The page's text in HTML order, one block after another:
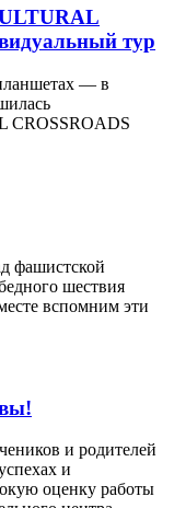
тур
— в
CROSSROADS
фашистской
шествия
вспомним эти
и родителей
и
оценку работы